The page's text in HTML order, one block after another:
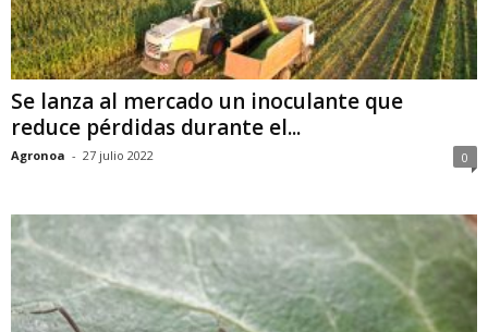
Se lanza al mercado un inoculante que
reduce pérdidas durante el...
Agronoa - 27 julio 2022 0